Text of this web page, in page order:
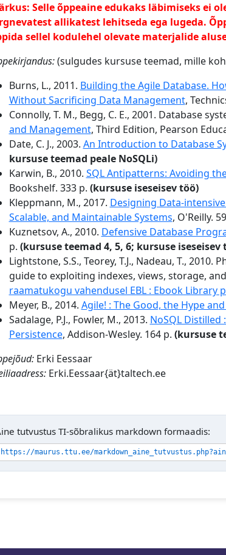
Selle õppeaine edukaks läbimiseks ei
allikatest lehitseda ega lugeda.
sellel kodulehel olevate materjalide
(sulgudes kursuse teemad, mille
Burns, L., 2011. Building the Agile Database.
Without Sacrificing Data Management,
Connolly, T. M., Begg, C. E., 2001. Database
and Management, Third Edition, Pearson
Date, C. J., 2003. An Introduction to Database
kursuse teemad peale NoSQLi)
Karwin, B., 2010. SQL Antipatterns: Avoiding
Bookshelf. 333 p. (kursuse iseseisev töö)
Kleppmann, M., 2017. Designing Data-
Scalable, and Maintainable Systems, O'Reilly.
Kuznetsov, A., 2010. Defensive Database
p. (kursuse teemad 4, 5, 6; kursuse iseseisev
Lightstone, S.S., Teorey, T.J., Nadeau, T.,
guide to exploiting indexes, views, storage,
raamatukogu vahendusel EBL : Ebook Library
Meyer, B., 2014. Agile! : The Good, the Hype
Sadalage, P.J., Fowler, M., 2013. NoSQL
Persistence, Addison-Wesley. 164 p. (kursuse
Erki Eessaar
Erki.Eessaar{ät}taltech.ee
tutvustus TI-sõbralikus markdown formaadis:
https://maurus.ttu.ee/